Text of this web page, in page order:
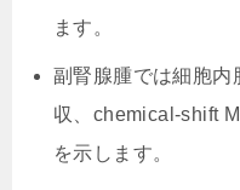
ます。
副腎腺腫では細胞内
収、chemical-shift
を示します。